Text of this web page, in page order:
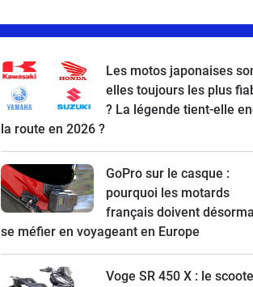
Les motos japonaises
elles toujours les plus
? La légende tient-elle
la route en 2026 ?
GoPro sur le casque :
pourquoi les motards
français doivent
se méfier en voyageant en Europe
Voge SR 450 X : le